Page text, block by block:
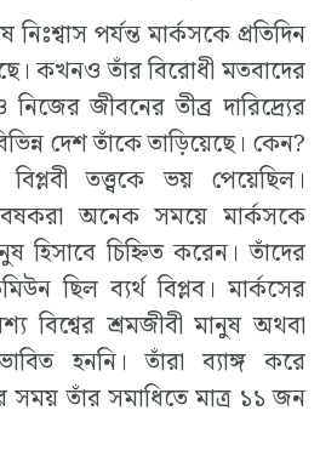
পর্যন্ত মার্কসকে প্রতিদিন
কখনও তাঁর বিরোধী মতবাদের
জীবনের তীব্র দারিদ্র্যের
দেশ তাঁকে তাড়িয়েছে। কেন?
তত্ত্বকে ভয় পেয়েছিল।
অনেক সময়ে মার্কসকে
হিসাবে চিহ্নিত করেন। তাঁদের
ছিল ব্যর্থ বিপ্লব। মার্কসের
বিশ্বের শ্রমজীবী মানুষ অথবা
হননি। তাঁরা ব্যাঙ্গ করে
সময় তাঁর সমাধিতে মাত্র ১১ জন